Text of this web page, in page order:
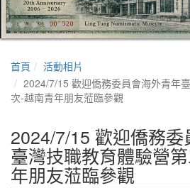
首頁
活動相片
2024/7/15 歡迎僑務委員會海外青年
次-越南青年朋友蒞臨參觀
2024/7/15 歡迎僑務
臺灣技職教育體驗營
年朋友蒞臨參觀